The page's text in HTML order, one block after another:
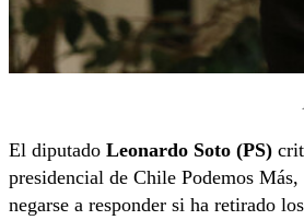
El diputado Leonardo Soto (PS)
presidencial de Chile Podemos Más,
negarse a responder si ha retirado